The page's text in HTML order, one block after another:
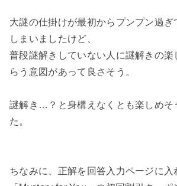
大謎の仕掛けが最初からプンプン過ぎ
しまいましたけど、
普段謎解きしていない人に謎解きの楽
らう意図があって良さそう。
謎解き…？と身構えなくとも楽しめそ
た。
ちなみに、正解を回答入力ページに入